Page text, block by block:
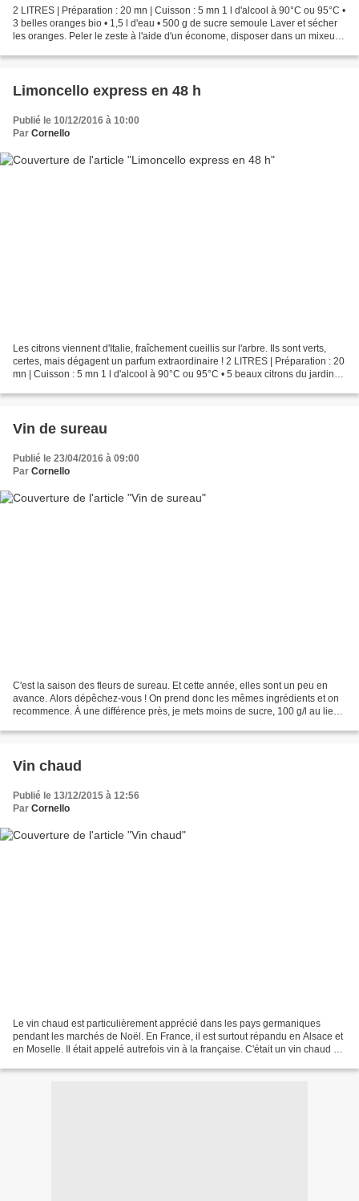
2 LITRES | Préparation : 20 mn | Cuisson : 5 mn 1 l d'alcool à 90°C ou 95°C •
3 belles oranges bio • 1,5 l d'eau • 500 g de sucre semoule Laver et sécher
les oranges. Peler le zeste à l'aide d'un économe, disposer dans un mixeur
Limoncello express en 48 h
Publié le 10/12/2016 à 10:00
Par Cornello
Les citrons viennent d'Italie, fraîchement cueillis sur l'arbre. Ils sont verts,
certes, mais dégagent un parfum extraordinaire ! 2 LITRES | Préparation : 20
mn | Cuisson : 5 mn 1 l d'alcool à 90°C ou 95°C • 5 beaux citrons du jardin
Vin de sureau
Publié le 23/04/2016 à 09:00
Par Cornello
C'est la saison des fleurs de sureau. Et cette année, elles sont un peu en
avance. Alors dépêchez-vous ! On prend donc les mêmes ingrédients et on
recommence. À une différence près, je mets moins de sucre, 100 g/l au lieu
Vin chaud
Publié le 13/12/2015 à 12:56
Par Cornello
Le vin chaud est particulièrement apprécié dans les pays germaniques
pendant les marchés de Noël. En France, il est surtout répandu en Alsace et
en Moselle. Il était appelé autrefois vin à la française. C'était un vin chaud et